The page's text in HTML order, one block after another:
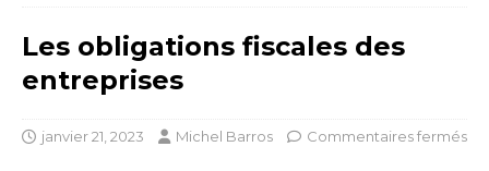
Les obligations fiscales des
entreprises
janvier 21, 2023 Michel Barros Commentaires fermés